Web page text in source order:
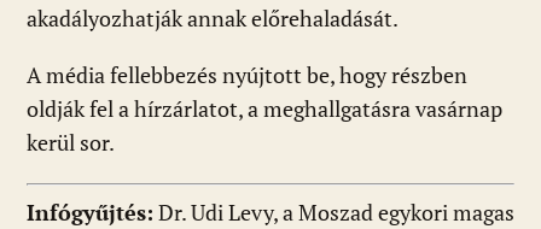
akadályozhatják annak előrehaladását.
A média fellebbezés nyújtott be, hogy részben
oldják fel a hírzárlatot, a meghallgatásra vasárnap
kerül sor.
Infógyűjtés: Dr. Udi Levy, a Moszad egykori magas